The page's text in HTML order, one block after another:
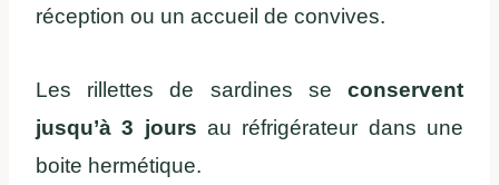
réception ou un accueil de convives.
Les rillettes de sardines se conservent
jusqu’à 3 jours au réfrigérateur dans une
boite hermétique.